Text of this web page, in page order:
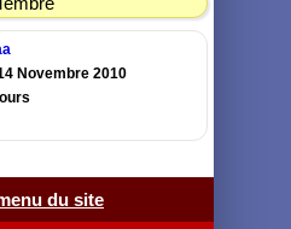
Novembre 2010
du site